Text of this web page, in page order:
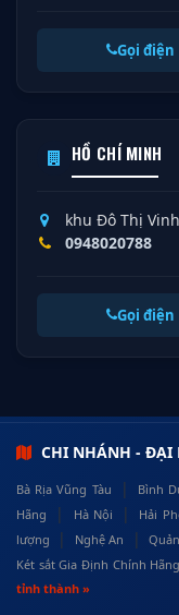
Gọi điện
HỒ CHÍ MINH
khu Đô Thị
0948020788
Gọi điện
CHI NHÁNH - ĐẠI
Bà Rịa Vũng Tàu | Bình
Hãng
| Hà Nội | Hải
lượng
| Nghệ An |
Két sắt Gia Định Chính
tỉnh thành »